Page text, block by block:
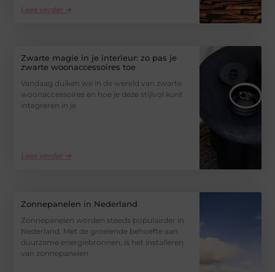
Lees verder ➜
Zwarte magie in je interieur: zo pas je
zwarte woonaccessoires toe
Vandaag duiken we in de wereld van zwarte
woonaccessoires en hoe je deze stijlvol kunt
integreren in je
Lees verder ➜
Zonnepanelen in Nederland
Zonnepanelen worden steeds populairder in
Nederland. Met de groeiende behoefte aan
duurzame energiebronnen, is het installeren
van zonnepanelen